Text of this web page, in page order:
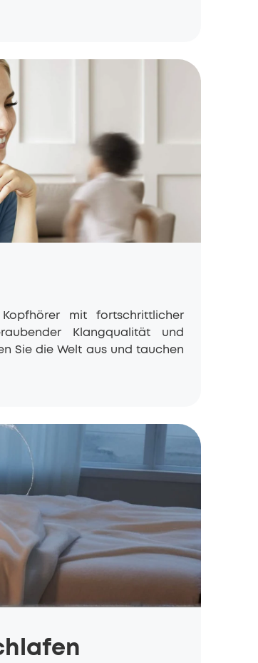
mit fortschrittlicher
Klangqualität und
Sie die Welt aus und tauchen